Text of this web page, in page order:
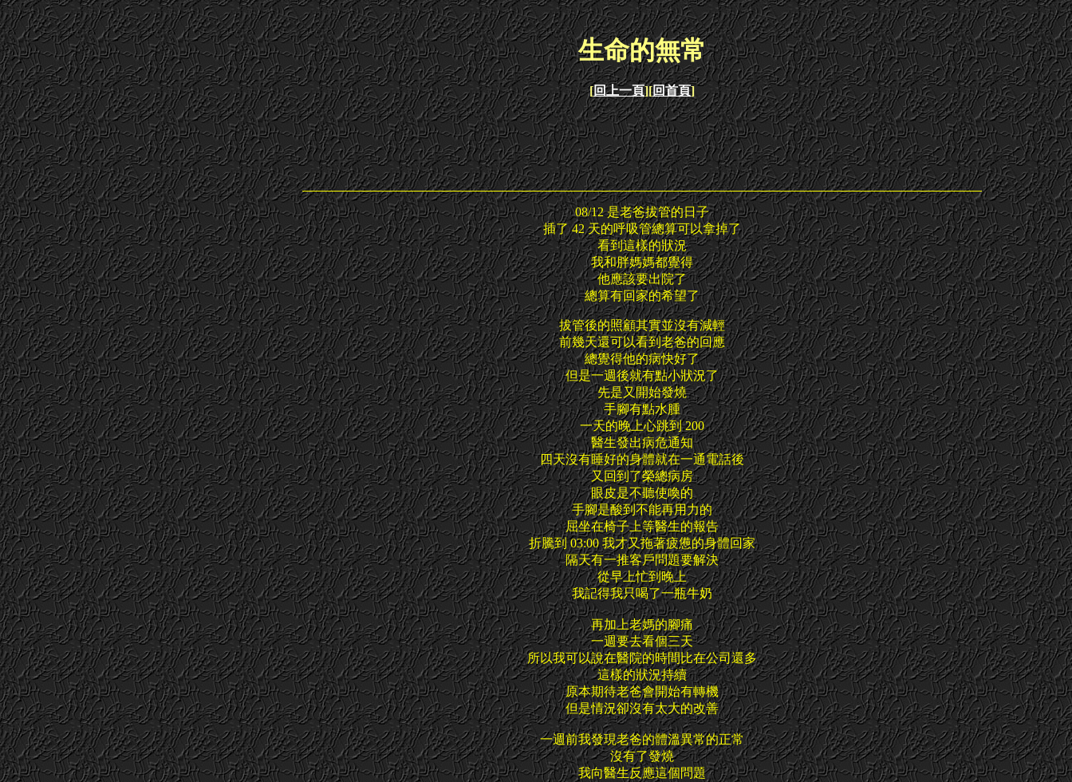
生命的無常
[回上一頁][回首頁]
08/12 是老爸拔管的日子
插了 42 天的呼吸管總算可以拿掉了
看到這樣的狀況
我和胖媽媽都覺得
他應該要出院了
總算有回家的希望了
拔管後的照顧其實並沒有減輕
前幾天還可以看到老爸的回應
總覺得他的病快好了
但是一週後就有點小狀況了
先是又開始發燒
手腳有點水腫
一天的晚上心跳到 200
醫生發出病危通知
四天沒有睡好的身體就在一通電話後
又回到了榮總病房
眼皮是不聽使喚的
手腳是酸到不能再用力的
屈坐在椅子上等醫生的報告
折騰到 03:00 我才又拖著疲憊的身體回家
隔天有一推客戶問題要解決
從早上忙到晚上
我記得我只喝了一瓶牛奶
再加上老媽的腳痛
一週要去看個三天
所以我可以說在醫院的時間比在公司還多
這樣的狀況持續
原本期待老爸會開始有轉機
但是情況卻沒有太大的改善
一週前我發現老爸的體溫異常的正常
沒有了發燒
我向醫生反應這個問題